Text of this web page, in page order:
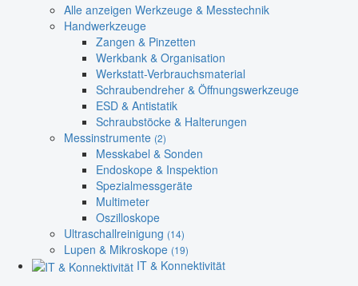
Alle anzeigen Werkzeuge & Messtechnik
Handwerkzeuge
Zangen & Pinzetten
Werkbank & Organisation
Werkstatt-Verbrauchsmaterial
Schraubendreher & Öffnungswerkzeuge
ESD & Antistatik
Schraubstöcke & Halterungen
Messinstrumente (2)
Messkabel & Sonden
Endoskope & Inspektion
Spezialmessgeräte
Multimeter
Oszilloskope
Ultraschallreinigung (14)
Lupen & Mikroskope (19)
IT & Konnektivität